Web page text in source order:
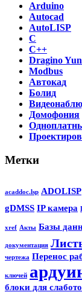
Arduino
Autocad
AutoLISP
C
C++
Dragino
Modbus
Автокад
Болид
Домофония
Метки
acaddoc.lsp ADOLISP
gDMSS IP камера
xref Акты Базы
документация
чертежа Перенос
ключей
блоки для